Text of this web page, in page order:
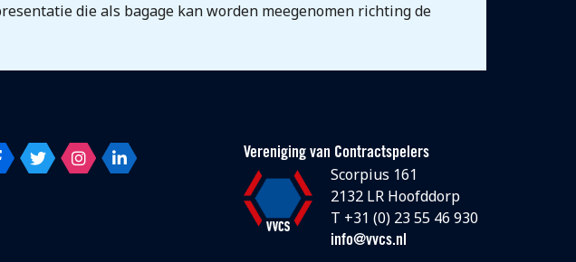
die als bagage kan worden meegenomen richting de
Vereniging van Contractspelers
Scorpius 161
2132 LR Hoofddorp
T +31 (0) 23 55 46 930
info@vvcs.nl